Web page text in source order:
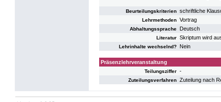
Beurteilungskriterien schriftliche
Lehrmethoden Vortrag
Abhaltungssprache Deutsch
Literatur Skriptum wird
Lehrinhalte wechselnd? Nein
Präsenzlehrveranstaltung
Teilungsziffer -
Zuteilungsverfahren Zuteilung nach